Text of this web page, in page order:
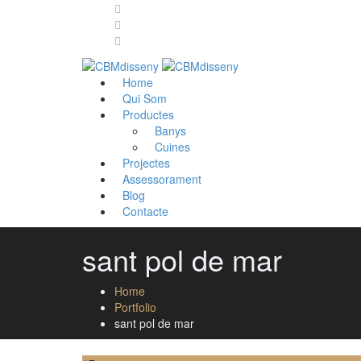
Home
Qui Som
Productes
Banys
Cuines
Projectes
Assessorament
Blog
Contacte
sant pol de mar
Home
Portfolio
sant pol de mar